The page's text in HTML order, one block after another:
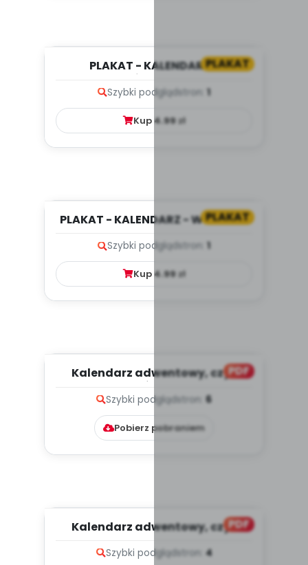
PLAKAT
PLAKAT - KALENDARZ -
Szybki podglądstron: 1
Kup4.99zł
PLAKAT
PLAKAT - KALENDARZ - WRZESIEŃ
Szybki podgląd stron: 1
Kup 4.99zł
PDF
Kalendarz adwentowy, czyli
Szybki podglądstron: 6
Pobierz pobraniem
PDF
Kalendarz adwentowy, czyli
Szybki podglądstron: 4